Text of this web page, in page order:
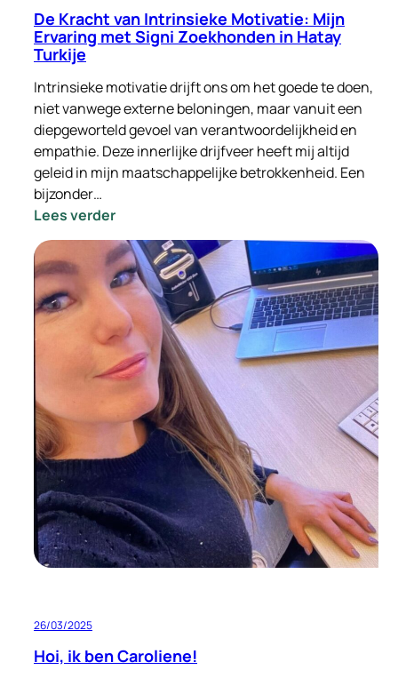
De Kracht van Intrinsieke Motivatie: Mijn
Ervaring met Signi Zoekhonden in Hatay
Turkije
Intrinsieke motivatie drijft ons om het goede te doen,
niet vanwege externe beloningen, maar vanuit een
diepgeworteld gevoel van verantwoordelijkheid en
empathie. Deze innerlijke drijfveer heeft mij altijd
geleid in mijn maatschappelijke betrokkenheid. Een
bijzonder…
Lees verder:
De
Kracht
van
Intrinsieke
Motivatie:
Mijn
Ervaring
met
Signi
Zoekhonden
Hatay
Turkije
26/03/2025
Hoi, ik ben Caroliene!